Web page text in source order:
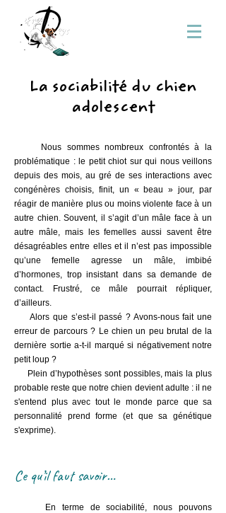
La sociabilité du chien
adolescent
Nous sommes nombreux confrontés à la
problématique : le petit chiot sur qui nous veillons
depuis des mois, au gré de ses interactions avec
congénères choisis, finit, un « beau » jour, par
réagir de manière plus ou moins violente face à un
autre chien. Souvent, il s’agit d’un mâle face à un
autre mâle, mais les femelles aussi savent être
désagréables entre elles et il n’est pas impossible
qu’une femelle agresse un mâle, imbibé
d’hormones, trop insistant dans sa demande de
contact. Frustré, ce mâle pourrait répliquer,
d’ailleurs.
Alors que s’est-il passé ? Avons-nous fait une
erreur de parcours ? Le chien un peu brutal de la
dernière sortie a-t-il marqué si négativement notre
petit loup ?
Plein d’hypothèses sont possibles, mais la plus
probable reste que notre chien devient adulte : il ne
s'entend plus avec tout le monde parce que sa
personnalité prend forme (et que sa génétique
s'exprime).
Ce qu’il faut savoir…
En terme de sociabilité, nous pouvons